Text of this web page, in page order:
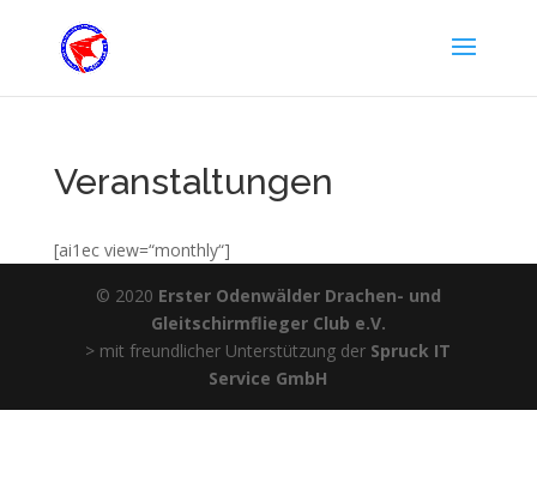
Veranstaltungen
[ai1ec view=“monthly“]
© 2020 Erster Odenwälder Drachen- und
Gleitschirmflieger Club e.V.
> mit freundlicher Unterstützung der Spruck IT
Service GmbH